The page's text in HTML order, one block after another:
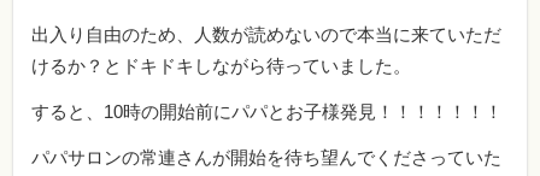
出入り自由のため、人数が読めないので本当に来ていただ
けるか？とドキドキしながら待っていました。
すると、10時の開始前にパパとお子様発見！！！！！！！
パパサロンの常連さんが開始を待ち望んでくださっていた